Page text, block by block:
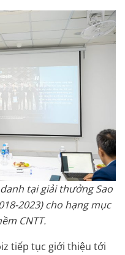
tại giải thưởng Sao
2023) cho hạng mục
CNTT.
tiếp tục giới thiệu tới